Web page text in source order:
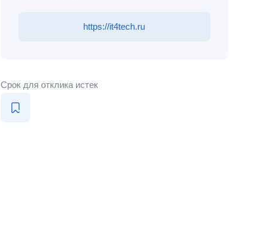
https://it4tech.ru
Срок для отклика истек